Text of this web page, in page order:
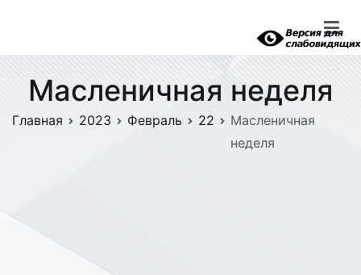
Масленичная неделя
Главная 2023 Февраль 22
Масленичная
неделя